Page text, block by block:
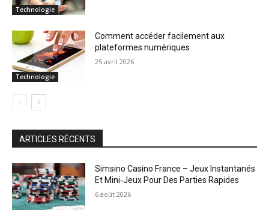
Technologie
Technologie
Comment accéder facilement aux
plateformes numériques
25 avril 2026
ARTICLES RÉCENTS
Simsino Casino France – Jeux Instantanés
Et Mini‑Jeux Pour Des Parties Rapides
6 août 2026